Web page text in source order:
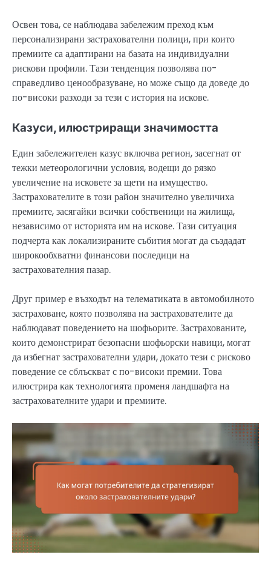
Освен това, се наблюдава забележим преход към
персонализирани застрахователни полици, при които
премиите са адаптирани на базата на индивидуални
рискови профили. Тази тенденция позволява по-
справедливо ценообразуване, но може също да доведе до
по-високи разходи за тези с история на искове.
Казуси, илюстриращи значимостта
Един забележителен казус включва регион, засегнат от
тежки метеорологични условия, водещи до рязко
увеличение на исковете за щети на имущество.
Застрахователите в този район значително увеличиха
премиите, засягайки всички собственици на жилища,
независимо от историята им на искове. Тази ситуация
подчерта как локализираните събития могат да създадат
широкообхватни финансови последици на
застрахователния пазар.
Друг пример е възходът на телематиката в автомобилното
застраховане, която позволява на застрахователите да
наблюдават поведението на шофьорите. Застрахованите,
които демонстрират безопасни шофьорски навици, могат
да избегнат застрахователни удари, докато тези с рисково
поведение се сблъскват с по-високи премии. Това
илюстрира как технологията променя ландшафта на
застрахователните удари и премиите.